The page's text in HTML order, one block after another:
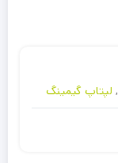
, لپتاپ گیمینگ